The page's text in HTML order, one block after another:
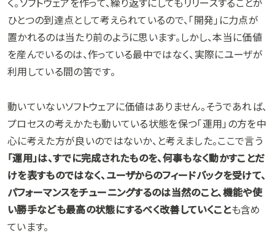
ひとつの到達点として考えられているので、「開発」に力点が
置かれるのは当たり前のように思います。しかし、本当に価値
を産んでいるのは、作っている最中ではなく、実際にユーザが
利用している間の筈です。
動いていないソフトウェアに価値はありません。そうであれば、
プロセスの考えかたも動いている状態を保つ「運用」の方を中
心に考えた方が良いのではないか、と考えました。ここで言う
「運用」は、すでに完成されたものを、何事もなく動かすことだ
けを表すものではなく、ユーザからのフィードバックを受けて、
パフォーマンスをチューニングするのは当然のこと、機能や使
い勝手なども最高の状態にするべく改善していくことも含め
ています。